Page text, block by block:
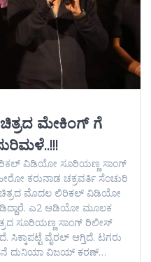
ಮೇಕಿಂಗ್ ಗೆ
ವಿಡಿಯೋ ಸೂರಿಯಣ್ಣ ಸಾಂಗ್
ಕರುನಾಡ ಚಕ್ರವರ್ತಿ ಸೆಂಚುರಿ
ಚಿತ್ರದ ಮೊದಲ ಲಿರಿಕಲ್ ವಿಡಿಯೋ
ಎ2 ಆಡಿಯೋ ಮೂಲಕ
ಸೂರಿಯಣ್ಣ ಸಾಂಗ್ ರಿಲೀಸ್
ಸಿಕ್ಕಾಪಟ್ಟೆ ವೈರಲ್ ಆಗ್ತಿದೆ. ಟಗರು
ದುನಿಯಾ ವಿಜಯ್ ಕರಣ್…